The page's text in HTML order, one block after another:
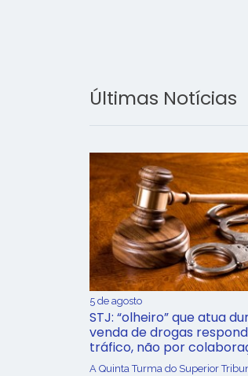
Últimas Notícias
5 de agosto
STJ: “olheiro” que atua
venda de drogas
tráfico, não por
A Quinta Turma do Superior